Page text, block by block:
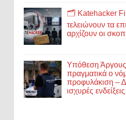
🗂️ Katehacker
τελειώνουν τα
αρχίζουν οι
Υπόθεση
πραγματικά ο
προφυλάκιση –
ισχυρές